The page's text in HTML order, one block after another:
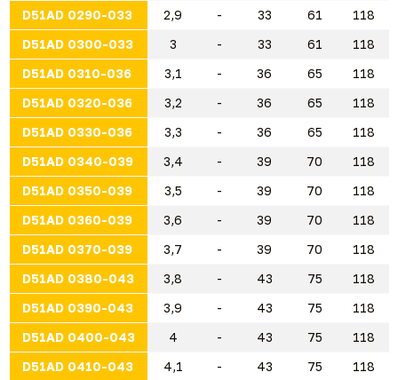
D51AD 0290-033
2,9 - 33 61
118
D51AD 0300-033
3 - 33 61
118
D51AD 0310-036
3,1 - 36 65
118
D51AD 0320-036
3,2 - 36 65
118
D51AD 0330-036
3,3 - 36 65
118
D51AD 0340-039
3,4 - 39 70
118
D51AD 0350-039
3,5 - 39 70
118
D51AD 0360-039
3,6 - 39 70
118
D51AD 0370-039
3,7 - 39 70
118
D51AD 0380-043
3,8 - 43 75
118
D51AD 0390-043
3,9 - 43 75
118
D51AD 0400-043
4 - 43 75
118
D51AD 0410-043
4,1 - 43 75 118